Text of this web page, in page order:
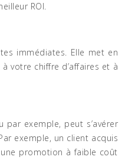
ROI.
immédiates. Elle met en
votre chiffre d’affaires et à
exemple, peut s’avérer
exemple, un client acquis
promotion à faible coût